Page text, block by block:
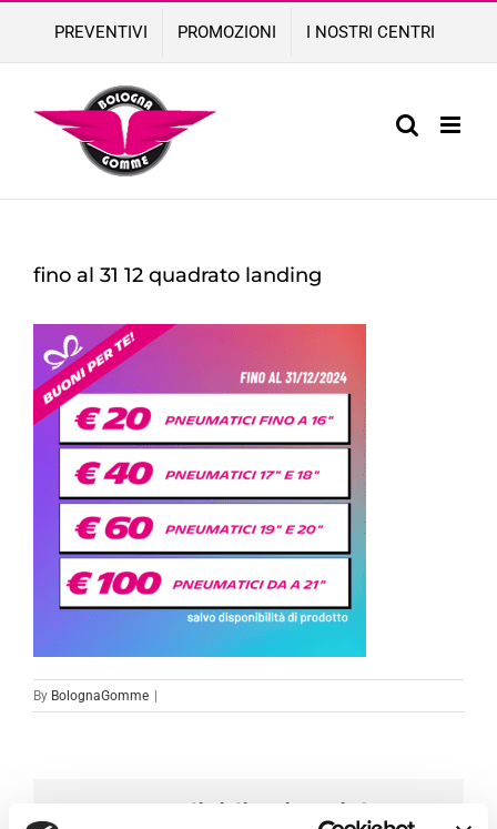
content
PREVENTIVI PROMOZIONI I NOSTRI CENTRI
fino al 31 12 quadrato landing
By BolognaGomme
Condividi sui social